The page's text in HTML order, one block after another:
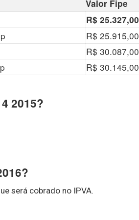
Valor Fipe
R$ 25.327,00
R$ 25.915,00
R$ 30.087,00
R$ 30.145,00
2015?
será cobrado no IPVA.